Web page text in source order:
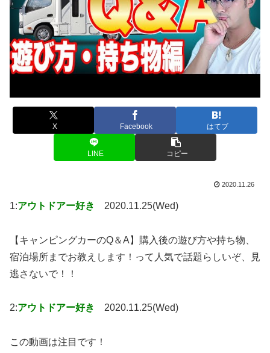
X Facebook はてブ
LINE コピー
2020.11.26
1:アウトドアー好き 2020.11.25(Wed)
【キャンピングカーのQ＆A】購入後の遊び方や持ち物、
宿泊場所までお教えします！って人気で話題らしいぞ、見
逃さないで！！
2:アウトドアー好き 2020.11.25(Wed)
この動画は注目です！